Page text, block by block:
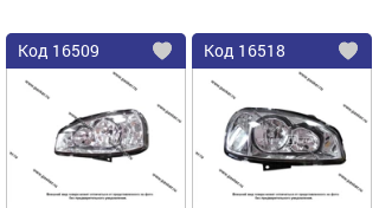
Код 16509
Добавить
избранное
Код 16518